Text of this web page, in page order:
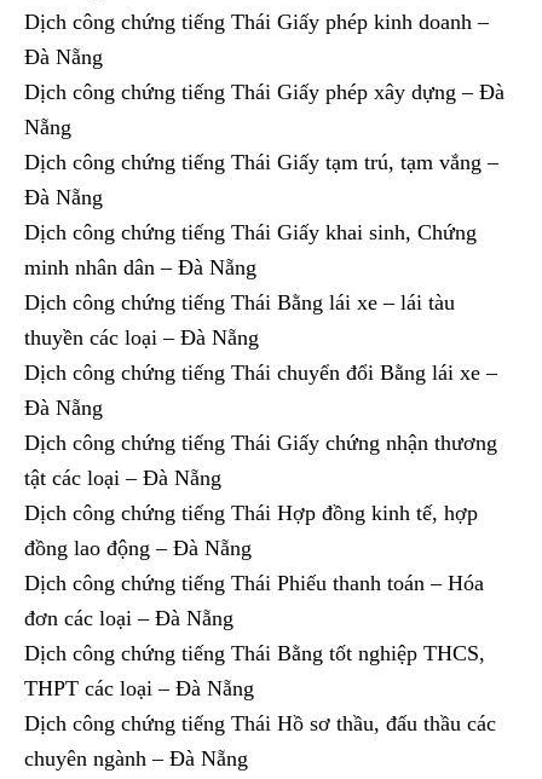
Dịch công chứng tiếng Thái Giấy phép kinh doanh –
Đà Nẵng
Dịch công chứng tiếng Thái Giấy phép xây dựng – Đà
Nẵng
Dịch công chứng tiếng Thái Giấy tạm trú, tạm vắng –
Đà Nẵng
Dịch công chứng tiếng Thái Giấy khai sinh, Chứng
minh nhân dân – Đà Nẵng
Dịch công chứng tiếng Thái Bằng lái xe – lái tàu
thuyền các loại – Đà Nẵng
Dịch công chứng tiếng Thái chuyển đổi Bằng lái xe –
Đà Nẵng
Dịch công chứng tiếng Thái Giấy chứng nhận thương
tật các loại – Đà Nẵng
Dịch công chứng tiếng Thái Hợp đồng kinh tế, hợp
đồng lao động – Đà Nẵng
Dịch công chứng tiếng Thái Phiếu thanh toán – Hóa
đơn các loại – Đà Nẵng
Dịch công chứng tiếng Thái Bằng tốt nghiệp THCS,
THPT các loại – Đà Nẵng
Dịch công chứng tiếng Thái Hồ sơ thầu, đấu thầu các
chuyên ngành – Đà Nẵng